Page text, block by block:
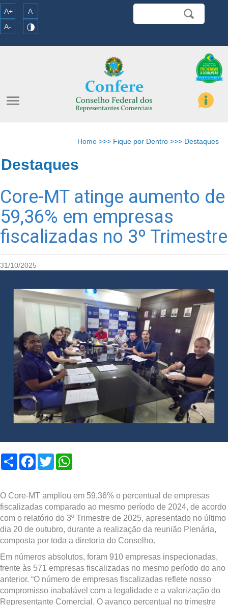
A+
A
A-
menu
Home >>> Fique por Dentro >>> Destaques
Destaques
Core-MT atinge aumento de
59,36% em empresas
fiscalizadas no 3º Trimestre
31/10/2025
Compartilhar
Facebook
Twitter
O Core-MT ampliou em 59,36% o percentual de empresas
fiscalizadas comparado ao mesmo período de 2024, de acordo
com o relatório do 3º Trimestre de 2025, apresentado no último
dia 20 de outubro, durante a realização da reunião Plenária,
composta por toda a diretoria do Conselho.
Em números absolutos, foram 910 empresas inspecionadas,
frente às 571 empresas fiscalizadas no mesmo período do ano
anterior. “O número de empresas fiscalizadas reflete nosso
compromisso inabalável com a legalidade e a valorização do
Representante Comercial. O avanço percentual no trimestre